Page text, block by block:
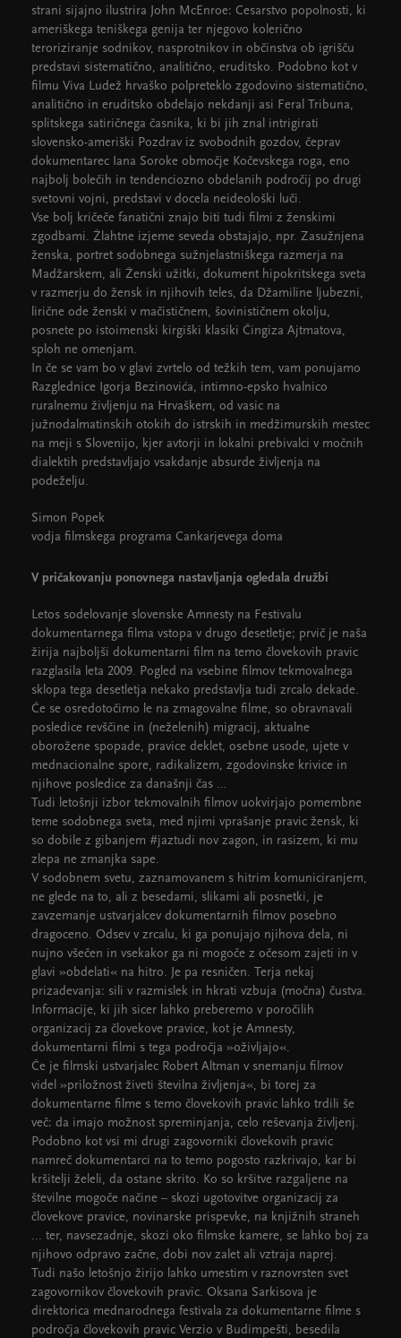
strani sijajno ilustrira John McEnroe: Cesarstvo popolnosti, ki
ameriškega teniškega genija ter njegovo kolerično
teroriziranje sodnikov, nasprotnikov in občinstva ob igrišču
predstavi sistematično, analitično, eruditsko. Podobno kot v
filmu Viva Ludež hrvaško polpreteklo zgodovino sistematično,
analitično in eruditsko obdelajo nekdanji asi Feral Tribuna,
splitskega satiričnega časnika, ki bi jih znal intrigirati
slovensko-ameriški Pozdrav iz svobodnih gozdov, čeprav
dokumentarec Iana Soroke območje Kočevskega roga, eno
najbolj bolečih in tendenciozno obdelanih področij po drugi
svetovni vojni, predstavi v docela neideološki luči.
Vse bolj kričeče fanatični znajo biti tudi filmi z ženskimi
zgodbami. Žlahtne izjeme seveda obstajajo, npr. Zasužnjena
ženska, portret sodobnega sužnjelastniškega razmerja na
Madžarskem, ali Ženski užitki, dokument hipokritskega sveta
v razmerju do žensk in njihovih teles, da Džamiline ljubezni,
lirične ode ženski v mačističnem, šovinističnem okolju,
posnete po istoimenski kirgiški klasiki Čingiza Ajtmatova,
sploh ne omenjam.
In če se vam bo v glavi zvrtelo od težkih tem, vam ponujamo
Razglednice Igorja Bezinovića, intimno-epsko hvalnico
ruralnemu življenju na Hrvaškem, od vasic na
južnodalmatinskih otokih do istrskih in medžimurskih mestec
na meji s Slovenijo, kjer avtorji in lokalni prebivalci v močnih
dialektih predstavljajo vsakdanje absurde življenja na
podeželju.
Simon Popek
vodja filmskega programa Cankarjevega doma
V pričakovanju ponovnega nastavljanja ogledala družbi
Letos sodelovanje slovenske Amnesty na Festivalu
dokumentarnega filma vstopa v drugo desetletje; prvič je naša
žirija najboljši dokumentarni film na temo človekovih pravic
razglasila leta 2009. Pogled na vsebine filmov tekmovalnega
sklopa tega desetletja nekako predstavlja tudi zrcalo dekade.
Če se osredotočimo le na zmagovalne filme, so obravnavali
posledice revščine in (neželenih) migracij, aktualne
oborožene spopade, pravice deklet, osebne usode, ujete v
mednacionalne spore, radikalizem, zgodovinske krivice in
njihove posledice za današnji čas …
Tudi letošnji izbor tekmovalnih filmov uokvirjajo pomembne
teme sodobnega sveta, med njimi vprašanje pravic žensk, ki
so dobile z gibanjem #jaztudi nov zagon, in rasizem, ki mu
zlepa ne zmanjka sape.
V sodobnem svetu, zaznamovanem s hitrim komuniciranjem,
ne glede na to, ali z besedami, slikami ali posnetki, je
zavzemanje ustvarjalcev dokumentarnih filmov posebno
dragoceno. Odsev v zrcalu, ki ga ponujajo njihova dela, ni
nujno všečen in vsekakor ga ni mogoče z očesom zajeti in v
glavi »obdelati« na hitro. Je pa resničen. Terja nekaj
prizadevanja: sili v razmislek in hkrati vzbuja (močna) čustva.
Informacije, ki jih sicer lahko preberemo v poročilih
organizacij za človekove pravice, kot je Amnesty,
dokumentarni filmi s tega področja »oživljajo«.
Če je filmski ustvarjalec Robert Altman v snemanju filmov
videl »priložnost živeti številna življenja«, bi torej za
dokumentarne filme s temo človekovih pravic lahko trdili še
več: da imajo možnost spreminjanja, celo reševanja življenj.
Podobno kot vsi mi drugi zagovorniki človekovih pravic
namreč dokumentarci na to temo pogosto razkrivajo, kar bi
kršitelji želeli, da ostane skrito. Ko so kršitve razgaljene na
številne mogoče načine – skozi ugotovitve organizacij za
človekove pravice, novinarske prispevke, na knjižnih straneh
... ter, navsezadnje, skozi oko filmske kamere, se lahko boj za
njihovo odpravo začne, dobi nov zalet ali vztraja naprej.
Tudi našo letošnjo žirijo lahko umestim v raznovrsten svet
zagovornikov človekovih pravic. Oksana Sarkisova je
direktorica mednarodnega festivala za dokumentarne filme s
področja človekovih pravic Verzio v Budimpešti, besedila